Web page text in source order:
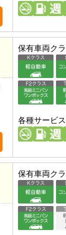
保有車両ク
各種サービス
保有車両ク